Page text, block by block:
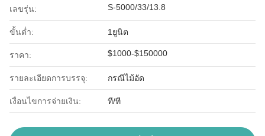
เลขรุ่น: S-5000/33/13.8
ขั้นต่ำ: 1ยูนิต
ราคา: $1000-$150000
รายละเอียดการบรรจุ: กรณีไม้อัด
เงื่อนไขการจ่ายเงิน: ที/ที